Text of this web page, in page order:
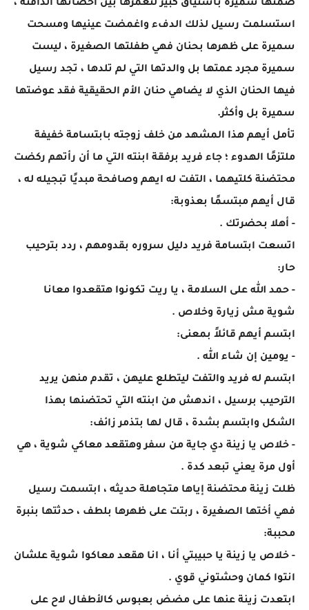
ضمتها سميرة باشتياق كبير لتغمرها بين احضانها الدافئة ،
استسلمت رسيل لذلك الدفء واغمضت عينيها ومسحت
سميرة على ظهرها بحنان فهي طفلتها الصغيرة ، ليست
سميرة مجرد عمتها بل والدتها التي لم تلدها ، تجد رسيل
فيها الحنان الذي لا يضاهي حنان الأم الحقيقية فقد عوضتها
سميرة بل وأكثر.
تأمل أيهم هذا المشهد من خلف زوجته بابتسامة خفيفة
ملتزمًا الهدوء ؛ جاء فريد برفقة ابنته التي ما أن رأتهم ركضت
محتضنة كلتيهما ، التفت له ايهم وصافحة مبديًا تبجيله له ،
قال أيهم مبتسمًا بعذوبة:
- أهلا بحضرتك .
اتسعت ابتسامة فريد دليل سروره بقدومهم ، ردد بترحيب
حار:
- حمد الله على السلامة ، يا ريت تكونوا هتقعدوا معانا
شوية مش زيارة وخلاص .
ابتسم أيهم قائلاً بمعنى:
- يومين إن شاء الله .
ابتسم له فريد والتفت ليتطلع عليهن ، تقدم منهن يريد
الترحيب برسيل ، اندهش من ابنته التي تحتضنها بهذا
الشكل وابتسم بشدة ، قال لها بتذمر زائف:
- خلاص يا زينة دي جاية من سفر وهتقعد معاكي شوية ، هي
أول مرة يعني تبعد كدة .
ظلت زينة محتضنة إياها متجاهلة حديثه ، ابتسمت رسيل
فهي أختها الصغيرة ، ربتت على ظهرها بلطف ، حدثتها بنبرة
محببة:
- خلاص يا زينة يا حبيبتي أنا ، انا هقعد معاكوا شوية علشان
انتوا كمان وحشتوني قوي .
ابتعدت زينة عنها على مضض بعبوس كالأطفال لاح على